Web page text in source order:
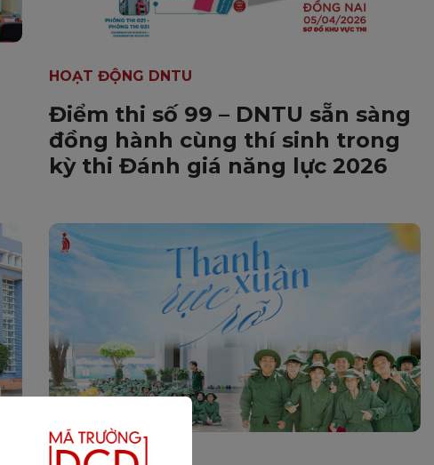
HOẠT ĐỘNG DNTU
Điểm thi số 99 – DNTU sẵn sàng
đồng hành cùng thí sinh trong
kỳ thi Đánh giá năng lực 2026